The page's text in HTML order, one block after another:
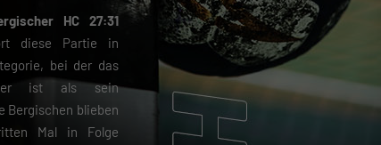
HC 27:31
diese Partie in
bei der das
ist als sein
Bergischen blieben
Mal in Folge